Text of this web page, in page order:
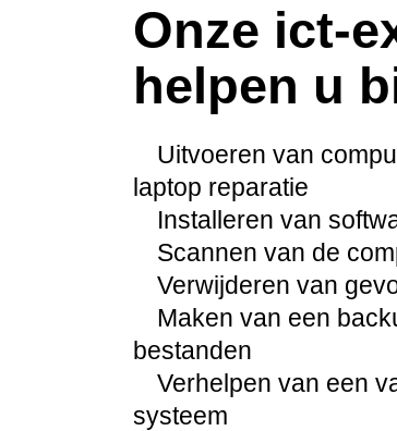
Onze ict-
helpen u
Uitvoeren van
laptop reparatie
Installeren van
Scannen van de
Verwijderen van
Maken van een
bestanden
Verhelpen van een
systeem